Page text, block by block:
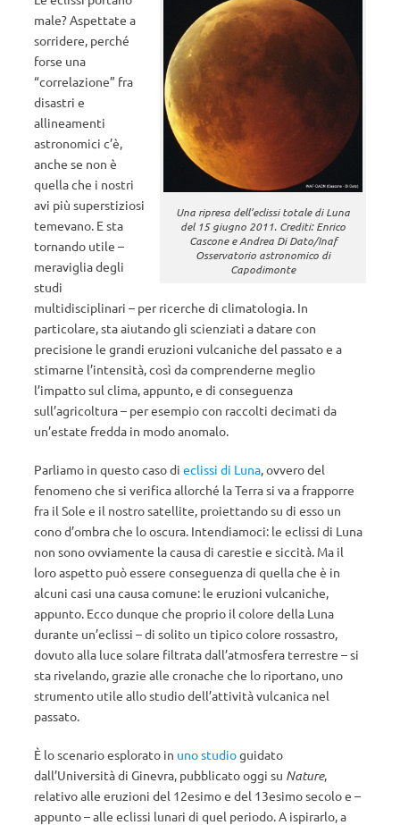
Una ripresa dell’eclissi totale di Luna
del 15 giugno 2011. Crediti: Enrico
Cascone e Andrea Di Dato/Inaf
Osservatorio astronomico di
Capodimonte
male? Aspettate a
sorridere, perché
forse una
“correlazione” fra
disastri e
allineamenti
astronomici c’è,
anche se non è
quella che i nostri
avi più superstiziosi
temevano. E sta
tornando utile –
meraviglia degli
studi
multidisciplinari – per ricerche di climatologia. In
particolare, sta aiutando gli scienziati a datare con
precisione le grandi eruzioni vulcaniche del passato e a
stimarne l’intensità, così da comprenderne meglio
l’impatto sul clima, appunto, e di conseguenza
sull’agricoltura – per esempio con raccolti decimati da
un’estate fredda in modo anomalo.
Parliamo in questo caso di eclissi di Luna, ovvero del
fenomeno che si verifica allorché la Terra si va a frapporre
fra il Sole e il nostro satellite, proiettando su di esso un
cono d’ombra che lo oscura. Intendiamoci: le eclissi di Luna
non sono ovviamente la causa di carestie e siccità. Ma il
loro aspetto può essere conseguenza di quella che è in
alcuni casi una causa comune: le eruzioni vulcaniche,
appunto. Ecco dunque che proprio il colore della Luna
durante un’eclissi – di solito un tipico colore rossastro,
dovuto alla luce solare filtrata dall’atmosfera terrestre – si
sta rivelando, grazie alle cronache che lo riportano, uno
strumento utile allo studio dell’attività vulcanica nel
passato.
È lo scenario esplorato in uno studioguidato
dall’Università di Ginevra, pubblicato oggi su Nature,
relativo alle eruzioni del 12esimo e del 13esimo secolo e –
appunto – alle eclissi lunari di quel periodo. A ispirarlo, a